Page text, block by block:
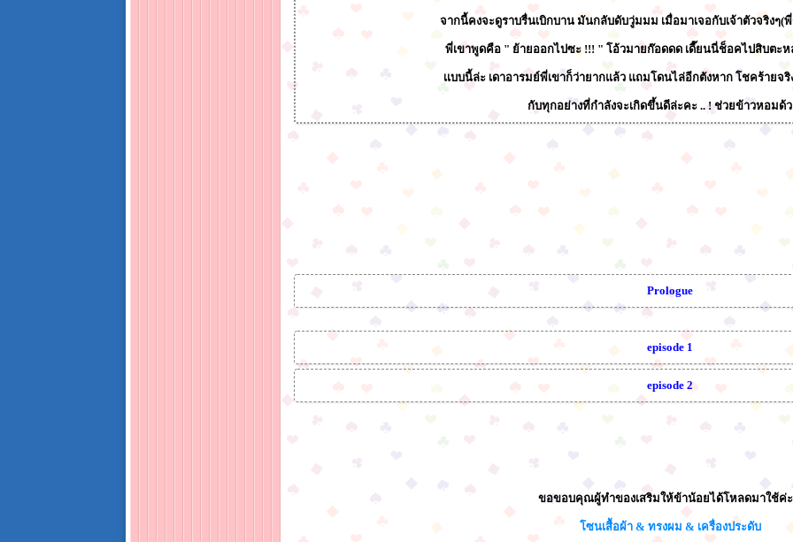
จากนี้คงจะดูราบรื่นเบิกบาน มันกลับดับวู่มมม เมื่อมาเจอกับเจ้าตัวจริงๆ(
พี่เขาพูดคือ " ย้ายออกไปซะ !!! " โอ้วมายก๊อดดด เดี๊ยนนี่ช็อคไปสิบตะห
เเบบนี้ล่ะ เดาอารมย์พี่เขาก็ว่ายากแล้ว แถมโดนไล่อีกตังหาก โชคร้ายจ
กับทุกอย่างที่กำลังจะเกิดขึ้นดีล่ะคะ .. ! ช่วยข้าวหอมด้
Prologue
episode 1
episode 2
ขอขอบคุณผู้ทำของเสริมให้ข้าน้อยได้โหลดมาใช้ค่
โซนเสื้อผ้า & ทรงผม & เครื่องประดับ